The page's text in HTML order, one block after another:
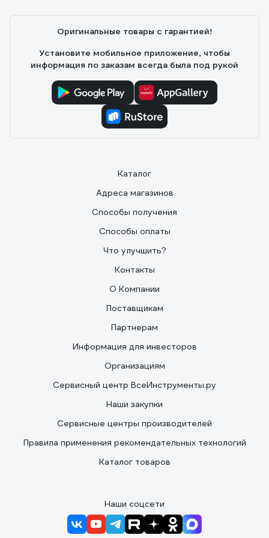
Иван Александрович 17.04.2018
яркий свет, который сравним с сетевым моделями
нужным углом возможность установки на штатив
упрощает использование на неровном покрытии,
переставлять его регулировка мощности освещения
- есть два уровня для разных нужд и экономии
аккумулятора
Оригинальные товары с гарантией!
Установите мобильное приложение, чтобы
информация по заказам всегда была под рукой
Каталог
Адреса магазинов
Способы получения
Способы оплаты
Что улучшить?
Контакты
О Компании
Поставщикам
Партнерам
Информация для инвесторов
Организациям
Сервисный центр ВсеИнструменты.ру
Наши закупки
Сервисные центры производителей
Правила применения рекомендательных технологий
Каталог товаров
Наши соцсети